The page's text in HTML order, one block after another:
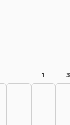
1 3